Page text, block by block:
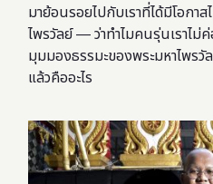
มาย้อนรอยไปกับเราที่ได้มีโอกา
ไพรวัลย์ — ว่าทำไมคนรุ่นเราไม่
มุมมองธรรมะของพระมหาไพร
แล้วคืออะไร